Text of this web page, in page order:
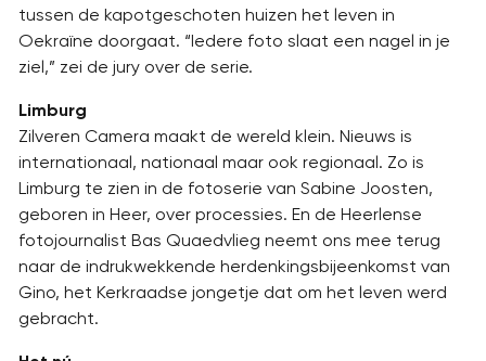
tussen de kapotgeschoten huizen het leven in
Oekraïne doorgaat. “Iedere foto slaat een nagel in je
ziel,” zei de jury over de serie.
Limburg
Zilveren Camera maakt de wereld klein. Nieuws is
internationaal, nationaal maar ook regionaal. Zo is
Limburg te zien in de fotoserie van Sabine Joosten,
geboren in Heer, over processies. En de Heerlense
fotojournalist Bas Quaedvlieg neemt ons mee terug
naar de indrukwekkende herdenkingsbijeenkomst van
Gino, het Kerkraadse jongetje dat om het leven werd
gebracht.